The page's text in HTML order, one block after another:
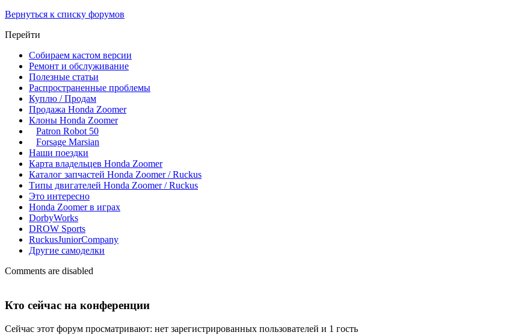
Вернуться к списку форумов
Перейти
Собираем кастом версии
Ремонт и обслуживание
Полезные статьи
Распространенные проблемы
Куплю / Продам
Продажа Honda Zoomer
Клоны Honda Zoomer
Patron Robot 50
Forsage Marsian
Наши поездки
Карта владельцев Honda Zoomer
Каталог запчастей Honda Zoomer / Ruckus
Типы двигателей Honda Zoomer / Ruckus
Это интересно
Honda Zoomer в играх
DorbyWorks
DROW Sports
RuckusJuniorCompany
Другие самоделки
Comments are disabled
Кто сейчас на конференции
Сейчас этот форум просматривают: нет зарегистрированных пользователей и 1 гость